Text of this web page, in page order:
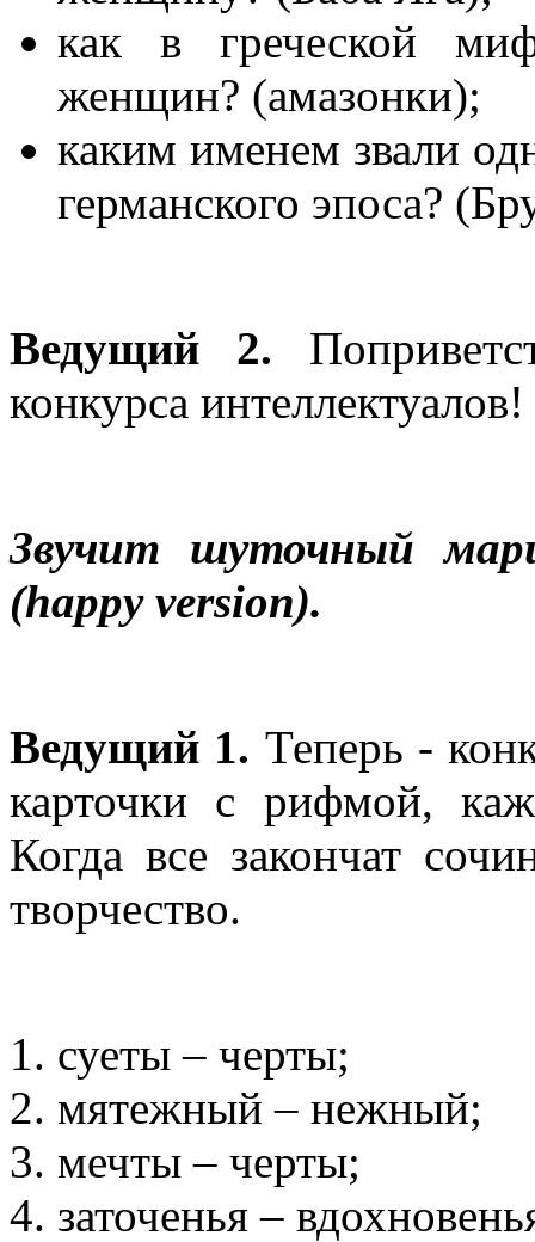
как в греческой
женщин? (амазонки);
каким именем звали
германского эпоса?
Ведущий 2.
конкурса интеллектуалов!
Звучит шуточный
(happy version).
Ведущий 1. Теперь -
карточки с рифмой,
Когда все закончат
творчество.
суеты – черты;
мятежный – нежный;
мечты – черты;
заточенья –